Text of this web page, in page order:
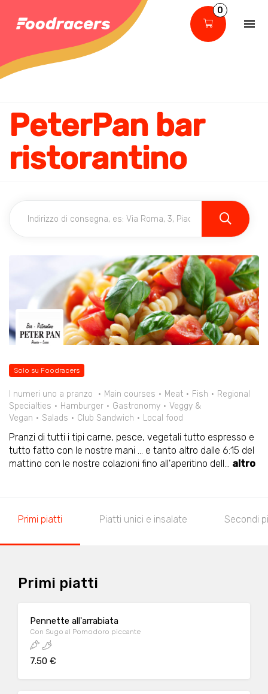
0
PeterPan bar
ristorantino
Solo su Foodracers
I numeri uno a pranzo Main courses Meat Fish
Regional
Specialties
Hamburger Gastronomy
Veggy &
Vegan
Salads Club Sandwich Local food
Pranzi di tutti i tipi carne, pesce, vegetali tutto espresso e
tutto fatto con le nostre mani ... e tanto altro dalle 6:15 del
mattino con le nostre colazioni fino all'aperitino dell... altro
Primi piatti Piatti unici e insalate Secondi
Primi piatti
Pennette all'arrabiata
Con Sugo al Pomodoro piccante
7.50 €